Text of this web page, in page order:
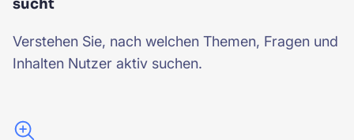
sucht
Verstehen Sie, nach welchen Themen, Fragen und
Inhalten Nutzer aktiv suchen.